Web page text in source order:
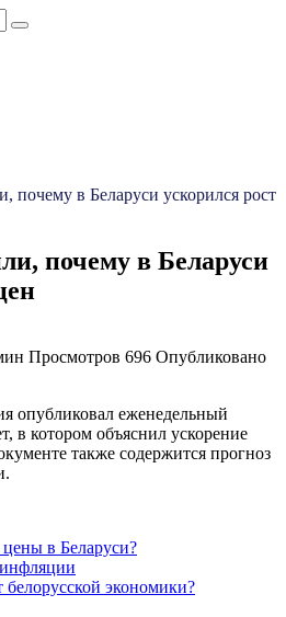
почему в Беларуси ускорился рост
почему в Беларуси
Просмотров 696 Опубликовано
опубликовал еженедельный
в котором объяснил ускорение
также содержится прогноз
в Беларуси?
белорусской экономики?